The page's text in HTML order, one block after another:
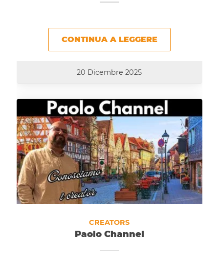
CONTINUA A LEGGERE
20 Dicembre 2025
CREATORS
Paolo Channel